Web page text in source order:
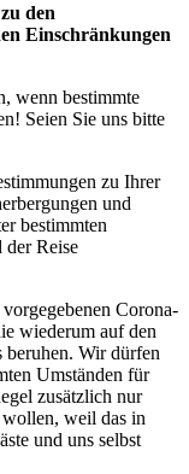
den
Einschränkungen
wenn bestimmte
Seien Sie uns bitte
zu Ihrer
und
bestimmten
der Reise
Corona-
wiederum auf den
beruhen. Wir dürfen
Umständen für
zusätzlich nur
wollen, weil das in
und uns selbst